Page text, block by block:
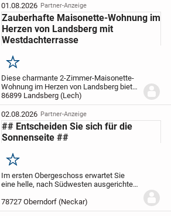
01.08.2026 Partner-Anzeige
Zauberhafte Maisonette-Wohnung im
Herzen von Landsberg mit
Westdachterrasse
Merken
Diese charmante 2-Zimmer-Maisonette-
Wohnung im Herzen von Landsberg bietet
Wohnkomfort auf zwei Ebenen. Die
durchdachte Raumaufteilung macht sie
ideal für Singles, Paare oder
Kapitalanleger, die eine...
86899 Landsberg (Lech)
02.08.2026 Partner-Anzeige
## Entscheiden Sie sich für die
Sonnenseite ##
Merken
Im ersten Obergeschoss erwartet Sie
eine helle, nach Südwesten ausgerichtete
Wohnatmosphäre besticht. Das Gebäude
wurde 2014 umfassend nach KfW
78727 Oberndorf (Neckar)